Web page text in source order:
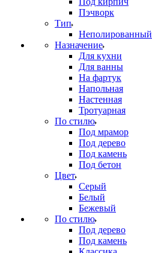
Пэчворк
Тип
Неполированный
Назначение
Для кухни
Для ванны
На фартук
Напольная
Настенная
Тротуарная
По стилю
Под мрамор
Под дерево
Под камень
Под бетон
Цвет
Серый
Белый
Бежевый
По стилю
Под дерево
Под камень